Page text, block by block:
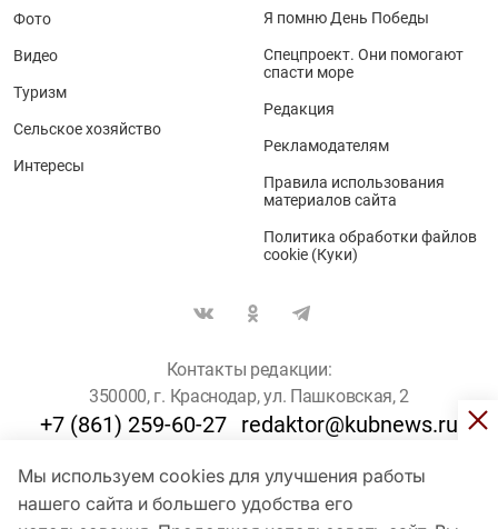
Мы используем cookies для улучшения работы
нашего сайта и большего удобства его
Фото
Видео
Туризм
Сельское хозяйство
Интересы
Я помню День Победы
Спецпроект. Они помогают
спасти море
Редакция
Рекламодателям
Правила использования
материалов сайта
Политика обработки файлов
cookie (Куки)
Контакты редакции:
350000, г. Краснодар, ул. Пашковская, 2
+7 (861) 259-60-27 redaktor@kubnews.ru
Для пользователей старше 16 лет